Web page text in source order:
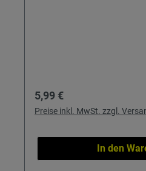
Regulärer Preis:
5,99 €
Preise inkl. MwSt. zzgl.
In den